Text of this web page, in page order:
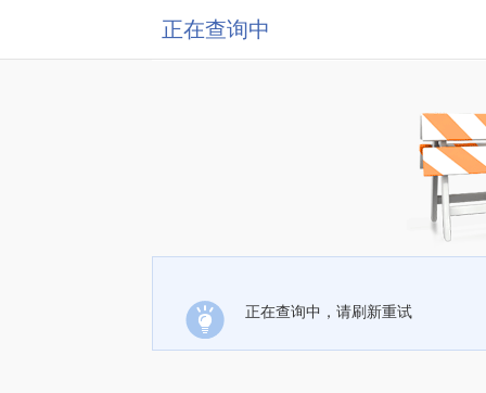
正在查询中
正在查询中，请刷新重试